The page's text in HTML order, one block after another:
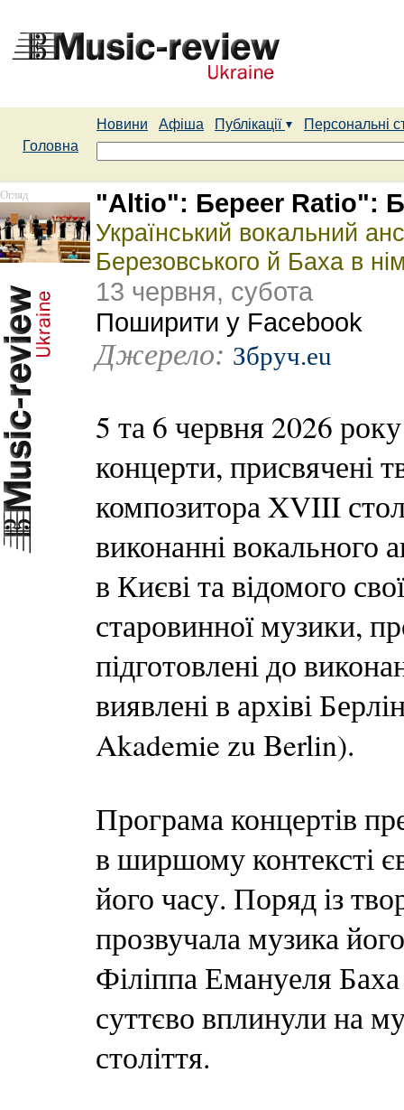
Новини Афіша Публікації
Персональні
Головна
Огляд "Altio": Береer Ratio":
Український вокальний
Березовського й Баха в
13 червня, субота
Поширити у Facebook
Джерело: Збруч.eu
5 та 6 червня 2026
концерти, присвячені
композитора XVIII
виконанні
в Києві та відомого
старовинної музики,
підготовлені до
виявлені в архіві
Akademie zu Berlin).
Програма концертів
в ширшому контексті
його часу. Поряд із
прозвучала музика
Філіппа Емануеля Баха
суттєво вплинули на
століття.